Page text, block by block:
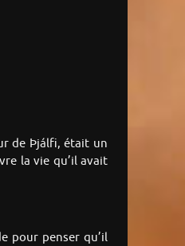
de Þjálfi, était un
la vie qu’il avait
pour penser qu’il